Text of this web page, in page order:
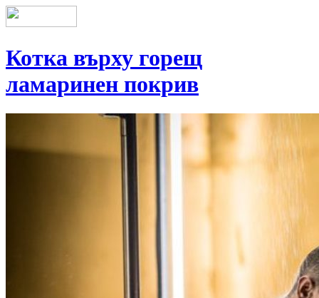
Котка върху горещ
ламаринен покрив